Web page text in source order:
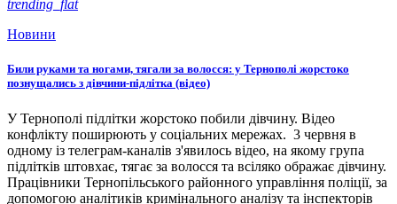
trending_flat
Новини
Били руками та ногами, тягали за волосся: у Тернополі жорстоко
познущались з дівчини-підлітка (відео)
У Тернополі підлітки жорстоко побили дівчину. Відео
конфлікту поширюють у соціальних мережах. 3 червня в
одному із телеграм-каналів з'явилось відео, на якому група
підлітків штовхає, тягає за волосся та всіляко ображає дівчину.
Працівники Тернопільського районного управління поліції, за
допомогою аналітиків кримінального аналізу та інспекторів